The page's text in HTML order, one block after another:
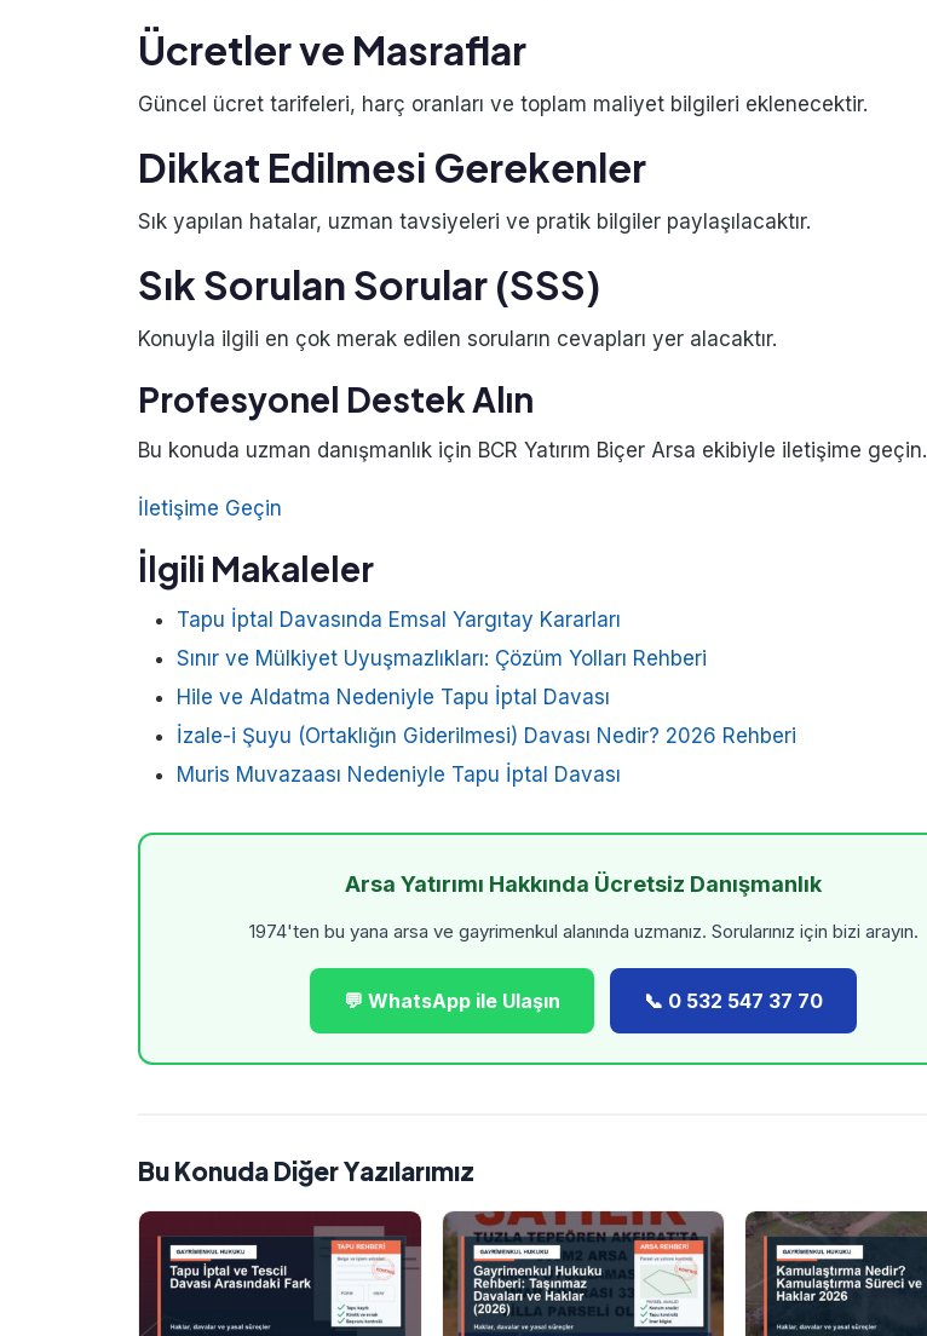
Ücretler ve Masraflar
Güncel ücret tarifeleri, harç oranları ve toplam maliyet bilgileri eklenecektir.
Dikkat Edilmesi Gerekenler
Sık yapılan hatalar, uzman tavsiyeleri ve pratik bilgiler paylaşılacaktır.
Sık Sorulan Sorular (SSS)
Konuyla ilgili en çok merak edilen soruların cevapları yer alacaktır.
Profesyonel Destek Alın
Bu konuda uzman danışmanlık için BCR Yatırım Biçer Arsa ekibiyle iletişime geçin.
İletişime Geçin
İlgili Makaleler
Tapu İptal Davasında Emsal Yargıtay Kararları
Sınır ve Mülkiyet Uyuşmazlıkları: Çözüm Yolları Rehberi
Hile ve Aldatma Nedeniyle Tapu İptal Davası
İzale-i Şuyu (Ortaklığın Giderilmesi) Davası Nedir? 2026 Rehberi
Muris Muvazaası Nedeniyle Tapu İptal Davası
Arsa Yatırımı Hakkında Ücretsiz Danışmanlık
1974'ten bu yana arsa ve gayrimenkul alanında uzmanız. Sorularınız için bizi arayın.
💬 WhatsApp ile Ulaşın 📞 0 532 547 37 70
Bu Konuda Diğer Yazılarımız